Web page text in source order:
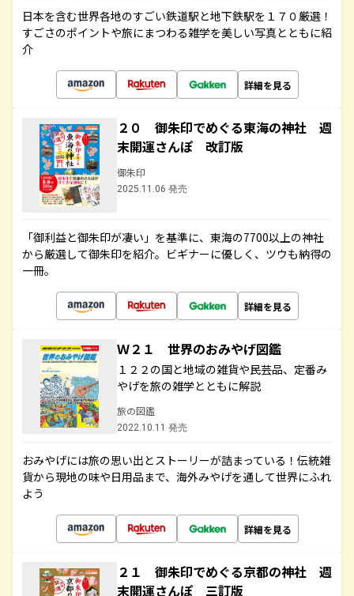
日本を含む世界各地のすごい鉄道駅と地下鉄駅を１７０厳選！
すごさのポイントや旅にまつわる雑学を美しい写真とともに紹
介
詳細を見る
２０ 御朱印でめぐる東海の神社 週
末開運さんぽ 改訂版
御朱印
2025.11.06 発売
「御利益と御朱印が凄い」を基準に、東海の7700以上の神社
から厳選して御朱印を紹介。ビギナーに優しく、ツウも納得の
一冊。
詳細を見る
Ｗ２１ 世界のおみやげ図鑑
１２２の国と地域の雑貨や民芸品、定番み
やげを旅の雑学とともに解説
旅の図鑑
2022.10.11 発売
おみやげには旅の思い出とストーリーが詰まっている！伝統雑
貨から現地の味や日用品まで、海外みやげを通して世界にふれ
よう
詳細を見る
２１ 御朱印でめぐる京都の神社 週
末開運さんぽ 三訂版